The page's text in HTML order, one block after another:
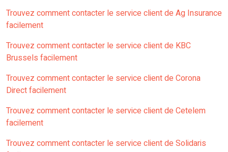
Trouvez comment contacter le service client de Ag Insurance
facilement
Trouvez comment contacter le service client de KBC
Brussels facilement
Trouvez comment contacter le service client de Corona
Direct facilement
Trouvez comment contacter le service client de Cetelem
facilement
Trouvez comment contacter le service client de Solidaris